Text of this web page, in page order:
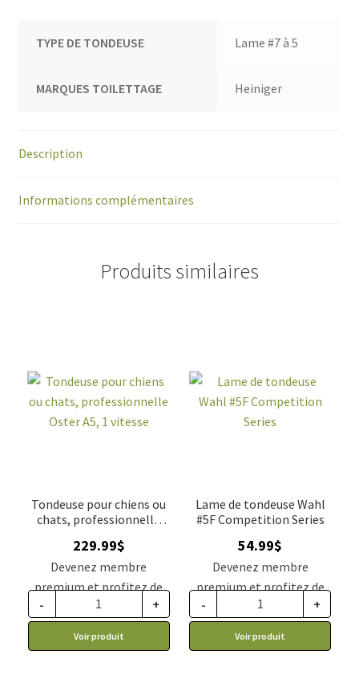
TYPE DE TONDEUSE Lame #7 à 5
MARQUES TOILETTAGE Heiniger
Description
Informations complémentaires
Produits similaires
Tondeuse pour chiens ou
chats, professionnelle
229.99$
Devenez membre
premium et profitez de
ce prix rabais : 189.74$ CA
- +
Voir produit
Lame de tondeuse Wahl
#5F Competition Series
54.99$
Devenez membre
premium et profitez de
ce prix rabais : 45.37$ CA
- +
Voir produit